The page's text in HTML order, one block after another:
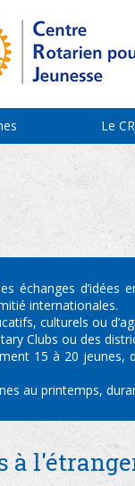
Le
échanges
internationales.
culturels ou
Clubs ou des
15 à 20
au printemps,
à